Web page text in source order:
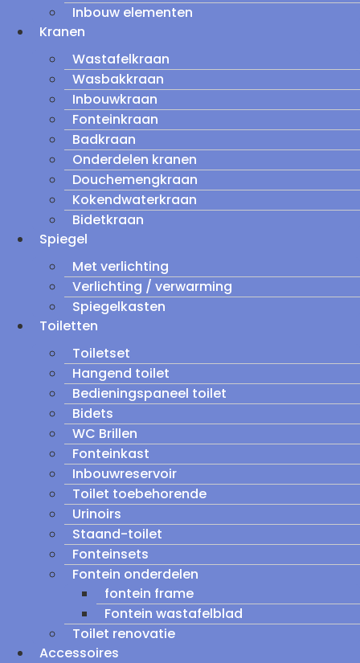
Inbouw elementen
Kranen
Wastafelkraan
Wasbakkraan
Inbouwkraan
Fonteinkraan
Badkraan
Onderdelen kranen
Douchemengkraan
Kokendwaterkraan
Bidetkraan
Spiegel
Met verlichting
Verlichting / verwarming
Spiegelkasten
Toiletten
Toiletset
Hangend toilet
Bedieningspaneel toilet
Bidets
WC Brillen
Fonteinkast
Inbouwreservoir
Toilet toebehorende
Urinoirs
Staand-toilet
Fonteinsets
Fontein onderdelen
fontein frame
Fontein wastafelblad
Toilet renovatie
Accessoires